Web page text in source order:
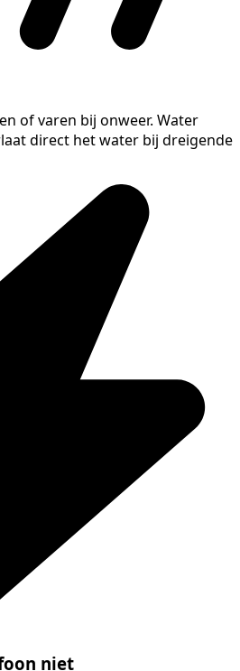
of varen bij onweer. Water
direct het water bij dreigende
niet